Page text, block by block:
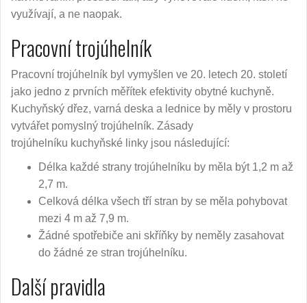
využívají, a ne naopak.
Pracovní trojúhelník
Pracovní trojúhelník byl vymyšlen ve 20. letech 20. století
jako jedno z prvních měřítek efektivity obytné kuchyně.
Kuchyňský dřez, varná deska a lednice by měly v prostoru
vytvářet pomyslný trojúhelník. Zásady
trojúhelníku kuchyňské linky jsou následující:
Délka každé strany trojúhelníku by měla být 1,2 m až
2,7 m.
Celková délka všech tří stran by se měla pohybovat
mezi 4 m až 7,9 m.
Žádné spotřebiče ani skříňky by neměly zasahovat
do žádné ze stran trojúhelníku.
Další pravidla